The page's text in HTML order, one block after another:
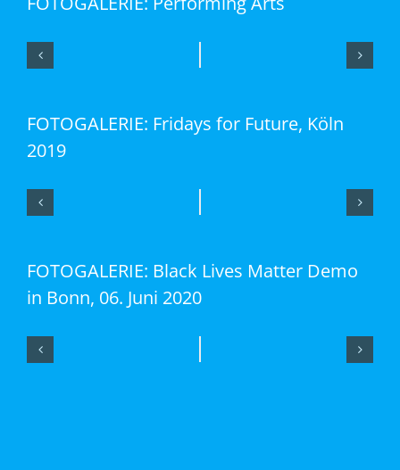
FOTOGALERIE: Fridays for Future, Köln
2019
FOTOGALERIE: Black Lives Matter Demo
in Bonn, 06. Juni 2020